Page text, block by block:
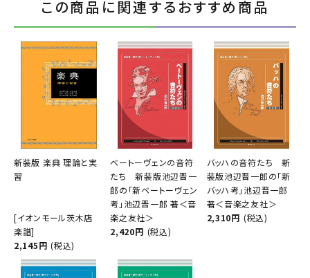
この商品に関連するおすすめ商品
新装版 楽典 理論と実
習
[イオンモール茨木店
楽譜]
2,145円 (税込)
ベートーヴェンの音符
たち 新装版池辺晋一
郎の「新ベートーヴェン
考」池辺晋一郎 著＜音
楽之友社＞
2,420円 (税込)
バッハの音符たち 新
装版池辺晋一郎の「新
バッハ考」池辺晋一郎
著＜音楽之友社＞
2,310円 (税込)